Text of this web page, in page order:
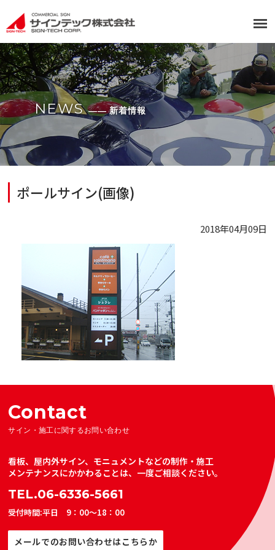
NEWS―― 新着情報
ポールサイン(画像)
2018年04月09日
Contact
サイン・施工に関するお問い合わせ
看板、屋内外サイン、モニュメントなどの制作・施工
メンテナンスにかかわることは、一度ご相談ください。
TEL.06-6336-5661
受付時間:平日 9：00～18：00
メールでのお問い合わせはこちらか